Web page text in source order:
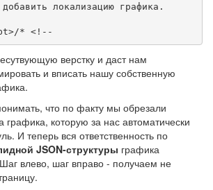
локализацию графика.
* <!--
верстку и даст нам
и вписать нашу собственную
что по факту мы обрезали
графика, которую за нас автоматически
И теперь вся ответственность по
JSON-структуры графика
влево, шаг вправо - получаем не